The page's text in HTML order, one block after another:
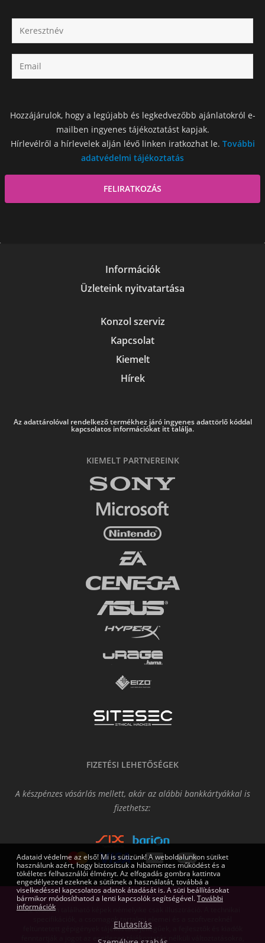
Hozzájárulok, hogy a legújabb és legkedvezőbb ajánlatokról e-
mailben ingyenes tájékoztatást kapjak.
Hírlevélről a hírlevelek alján lévő linken iratkozhat le. További
adatvédelmi tájékoztatás
Információk
Üzleteink nyitvatartása
Konzol szerviz
Kapcsolat
Kiemelt
Hírek
Az adattárolóval rendelkező termékhez járó ingyenes adattörlő kóddal
kapcsolatos információkat itt találja.
KIEMELT PARTNEREINK
FIZETÉSI LEHETŐSÉGEK
A készpénzes vásárlás mellett, akár az alábbi bankkártyákkal is
fizethetsz:
Az oldalon található képek némelyike csak illusztráció. A technikai
specifikációk, a csomagok tartalmi elemei és a szoftvereknél
feltüntetett gépigények tájékoztató jellegűek, a fejlesztők és kiadók
fenntartják a jogot az esetleges tájékoztatás nélküli változtatásokra,
Adataid védelme az első! Mi is sütizünk! A weboldalunkon sütiket
használunk azért, hogy biztosítsuk a hibamentes működést és a
tökéletes felhasználói élményt. Az elfogadás gombra kattintva
engedélyezed ezeknek a sütiknek a használatát, továbbá a
viselkedéssel kapcsolatos adatok átadását is. A süti beállításokat
bármikor módosíthatod a lenti kapcsolók segítségével.További
információk
Elutasítás